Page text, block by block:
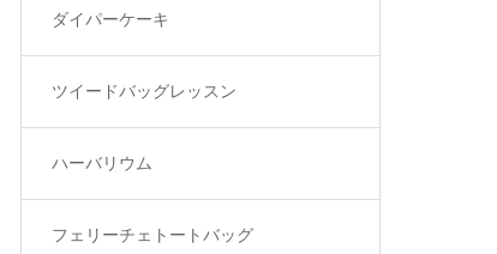
ダイパーケーキ
ツイードバッグレッスン
ハーバリウム
フェリーチェトートバッグ